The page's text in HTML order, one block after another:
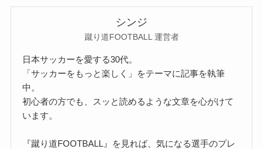
シンジ
蹴り道FOOTBALL 運営者
日本サッカーを愛する30代。
「サッカーをもっと楽しく」をテーマに記事を執筆
中。
初心者の方でも、スッと読めるような文章を心がけて
います。
『蹴り道FOOTBALL』を見れば、気になる選手のプレ